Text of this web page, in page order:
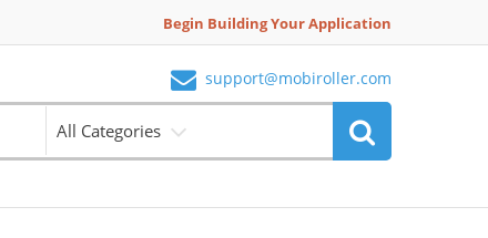
Begin Building Your Application
support@mobiroller.com
All Categories